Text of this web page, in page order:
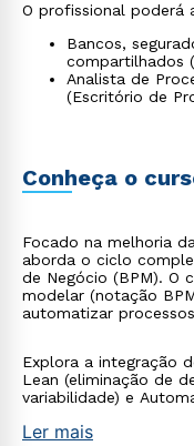
O profissional poderá
Bancos,
compartilhados
Analista de
(Escritório de
Conheça o
Focado na melhoria
aborda o ciclo
de Negócio (BPM). O
modelar (notação
automatizar
Explora a integração
Lean (eliminação de
variabilidade) e
Ler mais